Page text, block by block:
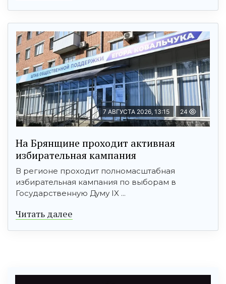
7 АВГУСТА 2026, 13:15 24
На Брянщине проходит активная
избирательная кампания
В регионе проходит полномасштабная
избирательная кампания по выборам в
Государственную Думу IX ...
Читать далее